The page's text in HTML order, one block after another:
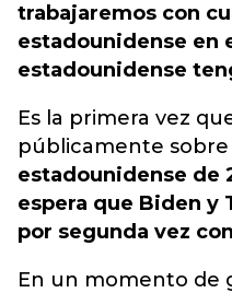
trabajaremos con
estadounidense en
estadounidense
Es la primera vez
públicamente sobre
estadounidense de
espera que Biden y
por segunda vez
En un momento de